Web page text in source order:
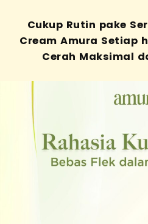
Cukup Rutin pake
Cream Amura Setiap
Cerah Maksimal